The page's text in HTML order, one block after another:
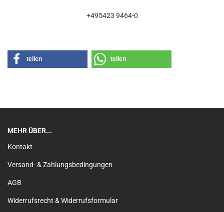
+495423 9464-0
teilen teilen
MEHR ÜBER...
Kontakt
Versand- & Zahlungsbedingungen
AGB
Widerrufsrecht & Widerrufsformular